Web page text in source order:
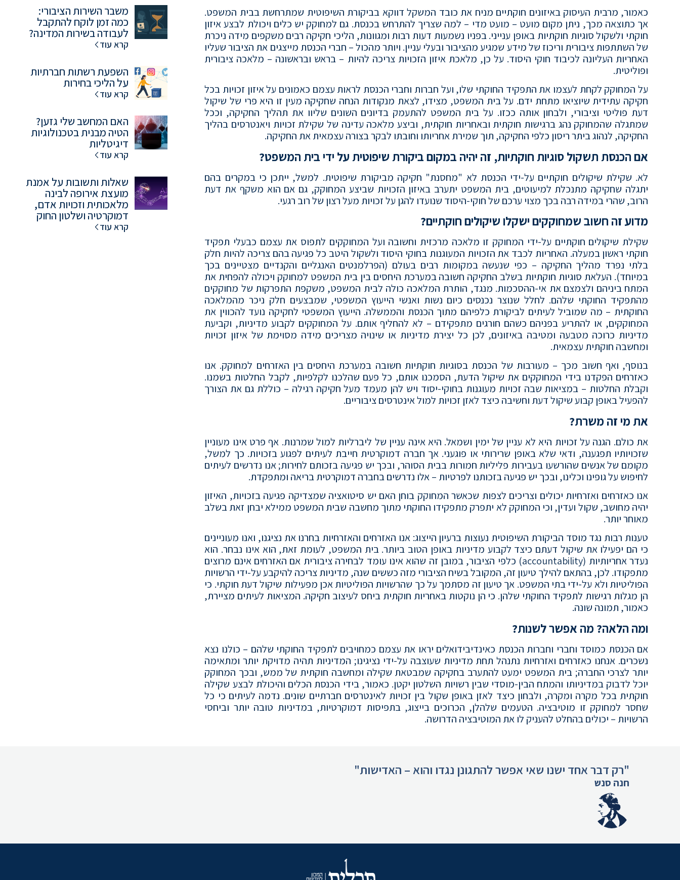
כאמור, מרבית העיסוק באיזונים חוקתיים מניח את כובד המשקל דווקא בביקורת השיפוטית שמתרחשת בבית המשפט.
אך כתוצאה מכך, ניתן מקום מועט – מועט מדי – למה שצריך להתרחש בכנסת. גם למחוקק יש כלים ויכולת לבצע איזון
חוקתי ולשקול סוגיות חוקתיות באופן ענייני. בפניו נשמעות דעות רבות ומגוונות, הליכי חקיקה רבים משקפים מידה ניכרת
של השתתפות ציבורית וריכוז של מידע שמגיע מהציבור ובעלי עניין. ויותר מהכול – חברי הכנסת מייצגים את הציבור שעליו
האחריות העליונה לכיבוד חוקי היסוד. על כן, מלאכת איזון הזכויות צריכה להיות – בראש ובראשונה – מלאכה ציבורית
ופוליטית.
על המחוקק לקחת לעצמו את התפקיד החוקתי שלו, ועל חברות וחברי הכנסת לראות עצמם כאמונים על איזון זכויות בכל
חקיקה עתידית שיוציאו מתחת ידם. על בית המשפט, מצידו, לצאת מנקודות הנחה שחקיקה מעין זו היא פרי של שיקול
דעת פוליטי וציבורי, ולבחון אותה ככזו. על בית המשפט להתעמק בדיונים השונים שליוו את תהליך החקיקה, וככל
שמתגלה שהמחוקק נהג ברגישות חוקתית ובאחריות חוקתית, וביצע מלאכה עדינה של שקילת זכויות ויאנטרסים בהליך
החקיקה, לנהוג ביתר ריסון כלפי החקיקה, תוך שמירת אחריותו וחובתו לבקר בצורה עצמאית את החקיקה.
אם הכנסת תשקול סוגיות חוקתיות, זה יהיה במקום ביקורת שיפוטית על ידי בית המשפט?
לא. שקילת שיקולים חוקתיים על-ידי הכנסת לא "מחסנת" חקיקה מביקורת שיפוטית. למשל, ייתכן כי במקרים בהם
יתגלה שחקיקה מתנכלת למיעוטים, בית המשפט יתערב באיזון הזכויות שביצע המחוקק, גם אם הוא משקף את דעת
הרוב, שהרי במידה רבה בכך מצוי ערכם של חוקי-היסוד שנועדו להגן על זכויות מעל רצון של רוב רגעי.
מדוע זה חשוב שמחוקקים ישקלו שיקולים חוקתיים?
שקילת שיקולים חוקתיים על-ידי המחוקק זו מלאכה מרכזית וחשובה ועל המחוקקים לתפוס את עצמם כבעלי תפקיד
חוקתי ראשון במעלה. האחריות לכבד את הזכויות המעוגנות בחוקי היסוד ולשקול היטב כל פגיעה בהם צריכה להיות חלק
בלתי נפרד מהליך החקיקה – כפי שנעשה במקומות רבים בעולם (הפרלמנטים האנגליים והקנדיים מצטיינים בכך
במיוחד). העלאת סוגיות חוקתיות בשלב החקיקה חשובה במערכת היחסים בין בית המשפט למחוקק ויכולה להפחית את
המתח ביניהם ולצמצם את אי-ההסכמות. מנגד, הותרת המלאכה כולה לבית המשפט, משקפת התפרקות של מחוקקים
מהתפקיד החוקתי שלהם. לחלל שנוצר נכנסים כיום נשות ואנשי הייעוץ המשפטי, שמבצעים חלק ניכר מהמלאכה
החוקתית – מה שמוביל לעיתים לביקורת כלפיהם מתוך הכנסת והממשלה. הייעוץ המשפטי לחקיקה נועד להכווין את
המחוקקים, או להתריע בפניהם כשהם חורגים מתפקידם – לא להחליף אותם. על המחוקקים לקבוע מדיניות, וקביעת
מדיניות כרוכה מטבעה ומטיבה באיזונים, לכן כל יצירת מדיניות או שינויה מצריכים מידה מסוימת של איזון זכויות
ומחשבה חוקתית עצמאית.
בנוסף, ואף חשוב מכך – מעורבות של הכנסת בסוגיות חוקתיות חשובה במערכת היחסים בין האזרחים למחוקק. אנו
כאזרחים הפקדנו בידי המחוקקים את שיקול הדעת, הסמכנו אותם, כל פעם שהלכנו לקלפיות, לקבל החלטות בשמנו.
וקבלת החלטות – במציאות שבה זכויות מעוגנות בחוקי-יסוד ויש להן מעמד מעל חקיקה רגילה – כוללת גם את הצורך
להפעיל באופן קבוע שיקול דעת וחשיבה כיצד לאזן זכויות למול אינטרסים ציבוריים.
את מי זה משרת?
את כולם. הגנה על זכויות היא לא עניין של ימין ושמאל. היא אינה עניין של ליברליות למול שמרנות. אף פרט אינו מעוניין
שזכויותיו תפגענה, ודאי שלא באופן שרירותי או פוגעני. אך חברה דמוקרטית חייבת לעיתים לפגוע בזכויות. כך למשל,
מקומם של אנשים שהורשעו בעבירות פליליות חמורות בבית הסוהר, ובכך יש פגיעה בזכותם לחירות; אנו נדרשים לעיתים
לחיפוש על גופינו וכלינו, ובכך יש פגיעה בזכותנו לפרטיות – אלו נדרשים בחברה דמוקרטית בריאה ומתפקדת.
אנו כאזרחים ואזרחיות יכולים וצריכים לצפות שכאשר המחוקק בוחן האם יש סיטואציה שמצדיקה פגיעה בזכויות, האיזון
יהיה מחושב, שקול ועדין, וכי המחוקק לא יתפרק מתפקידו החוקתי מתוך מחשבה שבית המשפט ממילא יבחן זאת בשלב
מאוחר יותר.
טענות רבות נגד מוסד הביקורת השיפוטית נעוצות ברעיון הייצוג: אנו האזרחים והאזרחיות בחרנו את נציגנו, ואנו מעוניינים
כי הם יפעילו את שיקול דעתם כיצד לקבוע מדיניות באופן הטוב ביותר. בית המשפט, לעומת זאת, הוא אינו נבחר. הוא
נעדר אחריותיות (accountability) כלפי הציבור, במובן זה שהוא אינו עומד לבחירה ציבורית אם האזרחים אינם מרוצים
מתפקודו. לכן, בהתאם להילך טיעון זה, המקובל בשיח הציבורי מזה כששים שנה, מדיניות צריכה להיקבע על-ידי הרשויות
הפוליטיות ולא על-ידי בתי המשפט. אך טיעון זה מסתמך על כך שהרשויות הפוליטיות אכן מפעילות שיקול דעת חוקתי. כי
הן מגלות רגישות לתפקיד החוקתי שלהן. כי הן נוקטות באחריות חוקתית ביחס לעיצוב חקיקה. המציאות לעיתים מציירת,
כאמור, תמונה שונה.
ומה הלאה? מה אפשר לשנות?
אם הכנסת כמוסד וחברי וחברות הכנסת כאינדיבידואלים יראו את עצמם כמחויבים לתפקיד החוקתי שלהם – כולנו נצא
נשכרים. אנחנו כאזרחים ואזרחיות נתנהל תחת מדיניות שעוצבה על-ידי נציגינו; המדיניות תהיה מדויקת יותר ומתאימה
יותר לצרכי החברה; בית המשפט ימעט להתערב בחקיקה שמבטאת שקילה ומחשבה חוקתית של ממש, ובכך המחוקק
יוכל לדבוק במדיניותו והמתח הבין-מוסדי שבין רשויות השלטון יקטן. כאמור, בידי הכנסת הכלים והיכולת לבצע שקילה
חוקתית בכל מקרה ומקרה, ולבחון כיצד לאזן באופן שקול בין זכויות לאינטרסים חברתיים שונים. נדמה לעיתים כי כל
שחסר למחוקק זו מוטיבציה. הטעמים שלהלן, הכרוכים בייצוג, בתפיסות דמוקרטיות, במדיניות טובה יותר וביחסי
הרשויות – יכולים בהחלט להעניק לו את המוטיבציה הדרושה.
משבר השירות הציבורי:
כמה זמן לוקח להתקבל
לעבודה בשירות המדינה?
קרא עוד
השפעת רשתות חברתיות
על הליכי בחירות
קרא עוד
האם המחשב שלי גזען?
הטיה מבנית בטכנולוגיות
דיגיטליות
קרא עוד
שאלות ותשובות על אמנת
מועצת אירופה לבינה
מלאכותית וזכויות אדם,
דמוקרטיה ושלטון החוק
קרא עוד
"רק דבר אחד ישנו שאי אפשר להתגונן נגדו והוא – האדישות"
חנה סנש